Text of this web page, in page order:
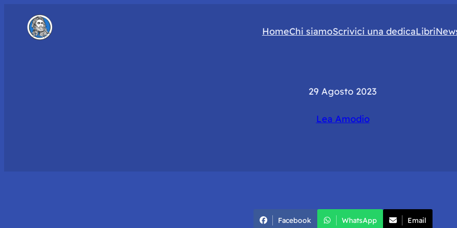
HomeChi siamoScrivici una dedicaLibri
29 Agosto 2023
Lea Amodio
Facebook WhatsApp Email